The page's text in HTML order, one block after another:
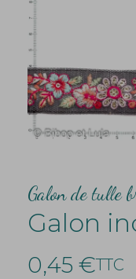
Galon de tulle
Galon
0,45 €TTC